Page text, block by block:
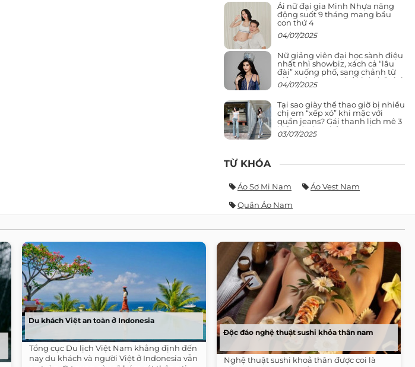
Ái nữ đại gia Minh Nhựa năng
động suốt 9 tháng mang bầu
con thứ 4
04/07/2025
Nữ giảng viên đại học sành điệu
nhất nhì showbiz, xách cả “lâu
đài” xuống phố, sang chảnh từ
giảng đường ra phố khó ai đọ lại
04/07/2025
Tại sao giày thể thao giờ bị nhiều
chị em “xếp xó” khi mặc với
quần jeans? Gái thanh lịch mê 3
kiểu này hơn hẳn
03/07/2025
TỪ KHÓA
Áo Sơ Mi Nam
Áo Vest Nam
Quần Áo Nam
Du khách Việt an toàn ở Indonesia
Tổng cục Du lịch Việt Nam khẳng định đến
nay du khách và người Việt ở Indonesia vẫn
Độc đáo nghệ thuật sushi khỏa thân nam
Nghệ thuật sushi khoả thân được coi là